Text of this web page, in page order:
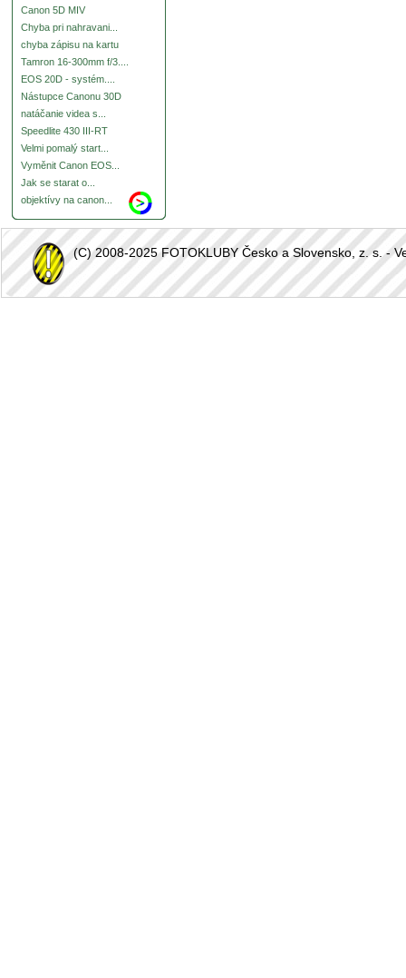
Canon 5D MIV
Chyba pri nahravani...
chyba zápisu na kartu
Tamron 16-300mm f/3....
EOS 20D - systém....
Nástupce Canonu 30D
natáčanie videa s...
Speedlite 430 III-RT
Velmi pomalý start...
Vyměnit Canon EOS...
Jak se starat o...
objektívy na canon...
(C) 2008-2025 FOTOKLUBY Česko a Slovensko, z. s. -